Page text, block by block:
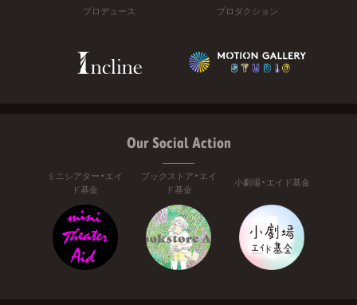
プロデュース プロダクション
Our Social Action
ミニシアター・エイ
ド基金
ブックストア・エイ
ド基金
小劇場・エイド基金